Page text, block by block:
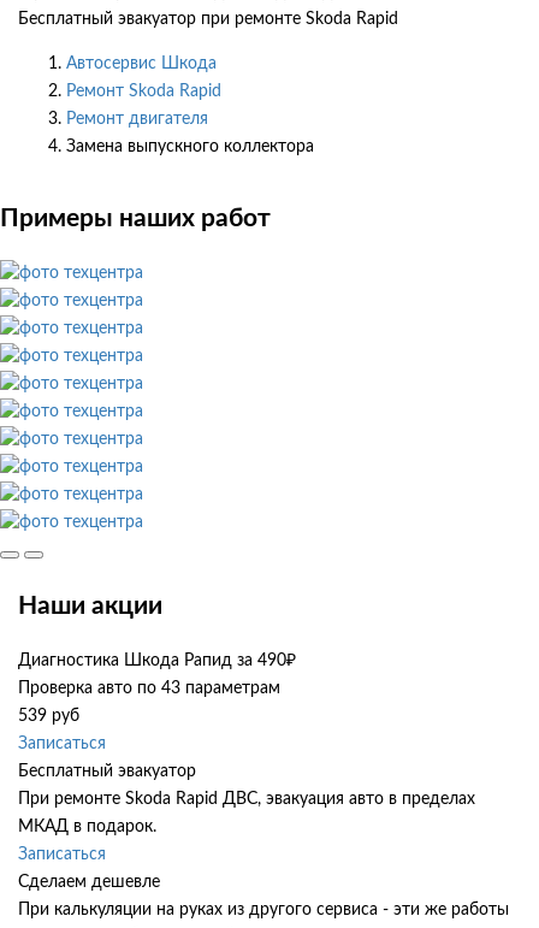
Бесплатный эвакуатор при ремонте Skoda Rapid
Автосервис Шкода
Ремонт Skoda Rapid
Ремонт двигателя
Замена выпускного коллектора
Примеры наших работ
Наши акции
Диагностика Шкода Рапид за 490₽
Проверка авто по 43 параметрам
539 руб
Записаться
Бесплатный эвакуатор
При ремонте Skoda Rapid ДВС, эвакуация авто в пределах
МКАД в подарок.
Записаться
Сделаем дешевле
При калькуляции на руках из другого сервиса - эти же работы